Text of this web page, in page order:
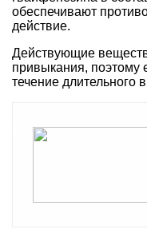
обеспечивают
действие.
Действующие
привыкания, поэтому
течение длительного